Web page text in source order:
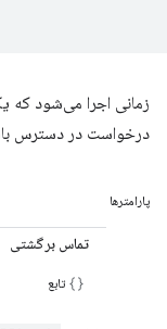
زمانی اجرا می‌شود که
درخواست در دسترس
پارامترها
تماس برگشتی
تابع